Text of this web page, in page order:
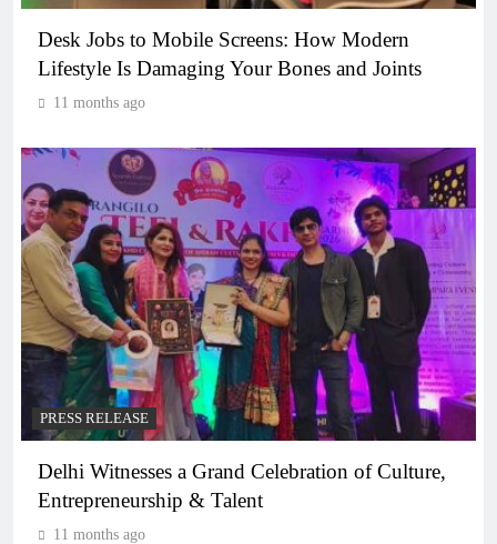
Desk Jobs to Mobile Screens: How Modern
Lifestyle Is Damaging Your Bones and Joints
11 months ago
PRESS RELEASE
Delhi Witnesses a Grand Celebration of Culture,
Entrepreneurship & Talent
11 months ago